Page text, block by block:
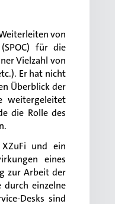
von
für die
Vielzahl von
Er hat nicht
Überblick der
weitergeleitet
die Rolle des
und ein
eines
zur Arbeit der
einzelne
Desks sind